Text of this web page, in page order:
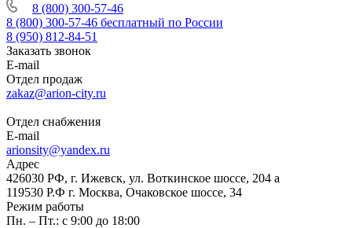
8 (800) 300-57-46
8 (800) 300-57-46 бесплатный по России
8 (950) 812-84-51
Заказать звонок
E-mail
Отдел продаж
zakaz@arion-city.ru
Отдел снабжения
E-mail
arionsity@yandex.ru
Адрес
426030 РФ, г. Ижевск, ул. Воткинское шоссе, 204 а
119530 Р.Ф г. Москва, Очаковское шоссе, 34
Режим работы
Пн. – Пт.: с 9:00 до 18:00